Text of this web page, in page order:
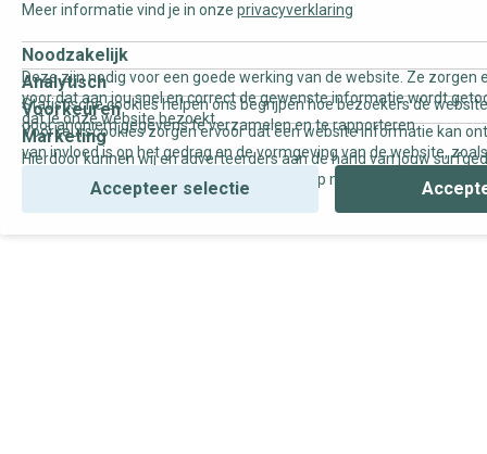
Meer informatie vind je in onze privacyverklaring
Noodzakelijk
Deze zijn nodig voor een goede werking van de website. Ze zorgen
voor dat aan jou snel en correct de gewenste informatie wordt
dat je onze website bezoekt.
Analytisch
Statistische cookies helpen ons begrijpen hoe bezoekers de
door anoniem gegevens te verzamelen en te rapporteren.
Voorkeuren
Voorkeurscookies zorgen ervoor dat een website informatie kan
van invloed is op het gedrag en de vormgeving van de website,
Marketing
Hierdoor kunnen wij en adverteerders aan de hand van jouw
gepersonaliseerde online advertenties en op maat gemaakte
Accepteer selectie